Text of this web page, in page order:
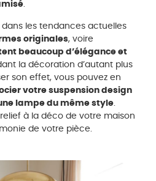
.
les tendances actuelles
originales, voire
beaucoup d’élégance et
la décoration d’autant plus
son effet, vous pouvez en
votre suspension design
lampe du même style
à la déco de votre maison
de votre pièce.